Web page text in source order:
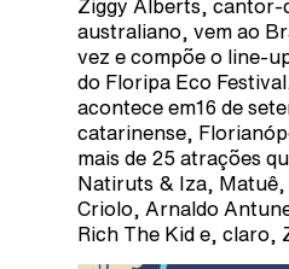
Ziggy Alberts,
australiano, vem ao
vez e compõe o line-
do Floripa Eco
acontece em16 de
catarinense,
mais de 25 atrações
Natiruts & Iza, Matuê,
Criolo, Arnaldo
Rich The Kid e, claro,